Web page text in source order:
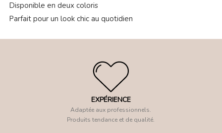
Disponible en deux coloris
Parfait pour un look chic au quotidien
EXPÉRIENCE
Adaptée aux professionnels.
Produits tendance et de qualité.